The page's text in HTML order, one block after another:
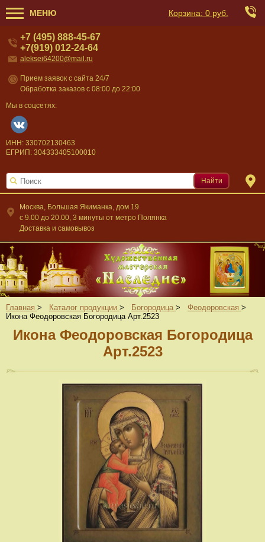
МЕНЮ Корзина: 0 руб.
Москва, Большая Якиманка, дом 19
c 9.00 до 20.00, 3 минуты от метро Полянка
Доставка и самовывоз
+7 (495) 888-45-67
+7(919) 012-24-64
aleksei64200@mail.ru
Прием заявок с сайта 24/7
Обработка заказов с 08:00 до 22:00
Мы в соцсетях:
ИНН: 330702130463
ЕГРИП: 304333405100010
Найти
Главная > Каталог продукции > Богородица > Феодоровская >
Икона Феодоровская Богородица Арт.2523
Икона Феодоровская Богородица
Арт.2523